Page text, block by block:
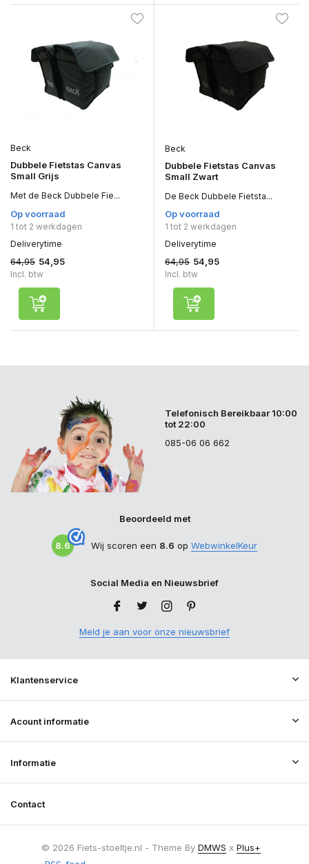
Beck
Dubbele Fietstas Canvas
Small Grijs
Met de Beck Dubbele Fie...
Op voorraad
1 tot 2 werkdagen
Deliverytime
64,95 54,95
Incl. btw
Beck
Dubbele Fietstas Canvas
Small Zwart
De Beck Dubbele Fietsta...
Op voorraad
1 tot 2 werkdagen
Deliverytime
64,95 54,95
Incl. btw
Telefonisch Bereikbaar 10:00
tot 22:00
085-06 06 662
Beoordeeld met
8.6 Wij scoren een 8.6 op WebwinkelKeur
Social Media en Nieuwsbrief
Meld je aan voor onze nieuwsbrief
Klantenservice
Acount informatie
Informatie
Contact
© 2026 Fiets-stoeltje.nl - Theme By DMWS x Plus+